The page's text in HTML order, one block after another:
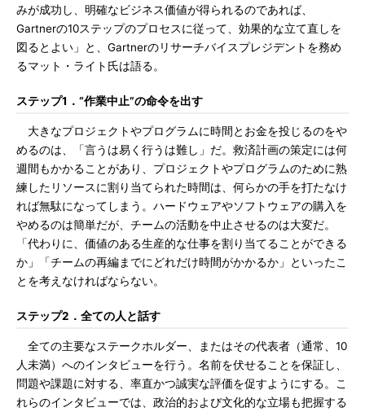
みが成功し、明確なビジネス価値が得られるのであれば、
Gartnerの10ステップのプロセスに従って、効果的な立て直しを
図るとよい」と、Gartnerのリサーチバイスプレジデントを務め
るマット・ライト氏は語る。
ステップ1．“作業中止”の命令を出す
大きなプロジェクトやプログラムに時間とお金を投じるのをや
めるのは、「言うは易く行うは難し」だ。救済計画の策定には何
週間もかかることがあり、プロジェクトやプログラムのために熟
練したリソースに割り当てられた時間は、何らかの手を打たなけ
れば無駄になってしまう。ハードウェアやソフトウェアの購入を
やめるのは簡単だが、チームの活動を中止させるのは大変だ。
「代わりに、価値のある生産的な仕事を割り当てることができる
か」「チームの再編までにどれだけ時間がかかるか」といったこ
とを考えなければならない。
ステップ2．全ての人と話す
全ての主要なステークホルダー、またはその代表者（通常、10
人未満）へのインタビューを行う。名前を伏せることを保証し、
問題や課題に対する、率直かつ誠実な評価を促すようにする。こ
れらのインタビューでは、政治的および文化的な立場も把握する